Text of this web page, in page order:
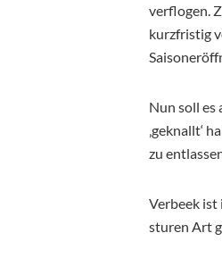
verflogen.
kurzfristig
Nun soll es
‚geknallt‘
zu
Verbeek ist
sturen Art